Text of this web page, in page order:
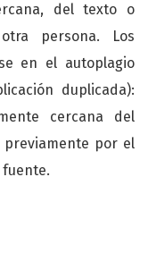
del texto o
persona. Los
en el autoplagio
duplicada):
cercana del
por el